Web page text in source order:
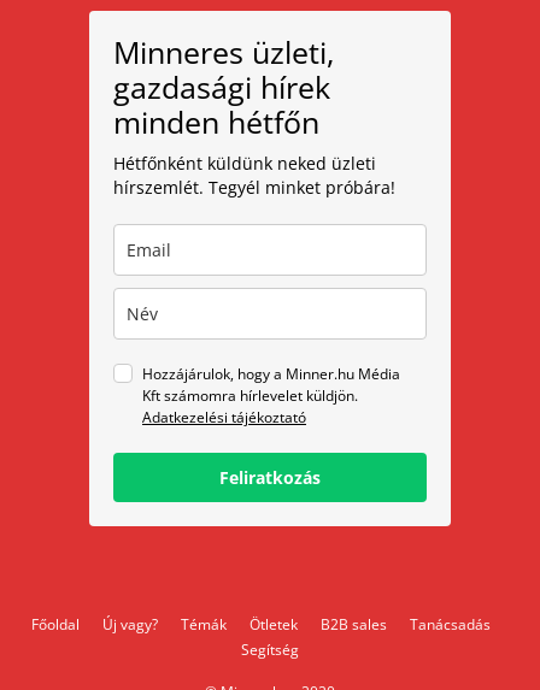
Minneres üzleti,
gazdasági hírek
minden hétfőn
Hétfőnként küldünk neked üzleti
hírszemlét. Tegyél minket próbára!
Hozzájárulok, hogy a Minner.hu Média
Kft számomra hírlevelet küldjön.
Adatkezelési tájékoztató
Feliratkozás
Főoldal Új vagy? Témák Ötletek B2B sales
Tanácsadás
Segítség